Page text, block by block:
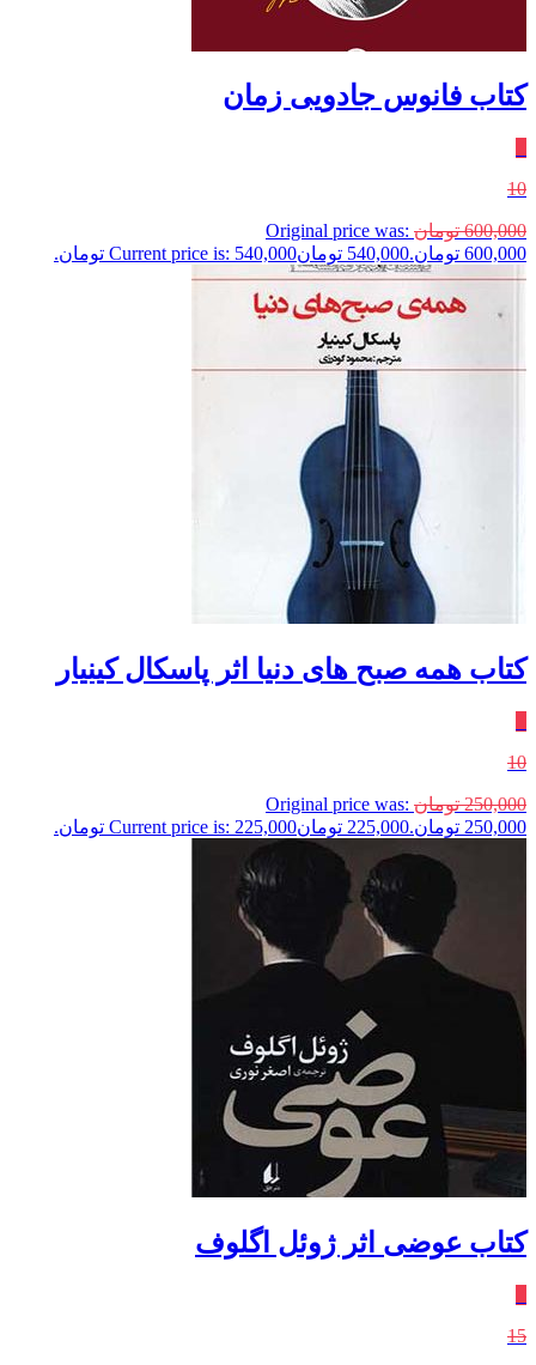
کتاب فانوس جادویی زمان
10
600,000 تومان Original price was:
600,000 تومان.
540,000 تومانCurrent price is: 540,000 تومان.
کتاب همه صبح های دنیا اثر پاسکال کینیار
10
250,000 تومان Original price was:
250,000 تومان.
225,000 تومانCurrent price is: 225,000 تومان.
کتاب عوضی اثر ژوئل اگلوف
15